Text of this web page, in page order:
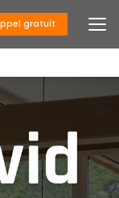
gratuit